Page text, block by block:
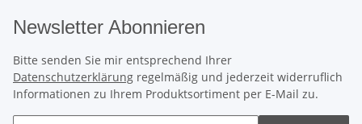
Newsletter Abonnieren
Bitte senden Sie mir entsprechend Ihrer
Datenschutzerklärung regelmäßig und jederzeit widerruflich
Informationen zu Ihrem Produktsortiment per E-Mail zu.